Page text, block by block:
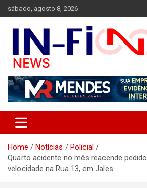
Skip
to
content
sábado, agosto 8, 2026
in-finitynews.com
você às informações mais importantes
Home Notícias
Policial
Quarto acidente no mês reacende
velocidade na Rua 13, em Jales.